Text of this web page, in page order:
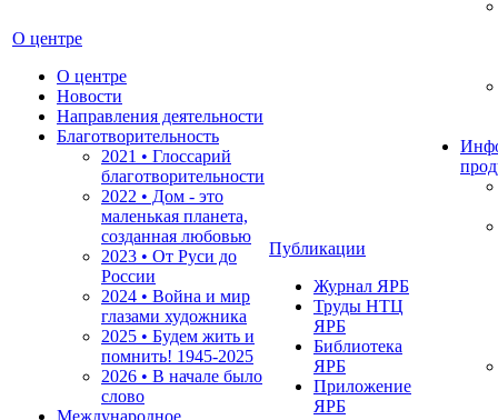
О центре
О центре
Новости
Направления деятельности
Благотворительность
2021 • Глоссарий
благотворительности
2022 • Дом - это
маленькая планета,
созданная любовью
2023 • От Руси до
России
2024 • Война и мир
глазами художника
2025 • Будем жить и
помнить! 1945-2025
2026 • В начале было
слово
Международное
Публикации
Журнал ЯРБ
Труды НТЦ
ЯРБ
Библиотека
ЯРБ
Приложение
ЯРБ